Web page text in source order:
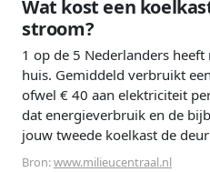
Wat kost een
stroom?
1 op de 5 Nederlanders
huis. Gemiddeld verbruikt
ofwel € 40 aan elektriciteit
dat energieverbruik en de
jouw tweede koelkast de
Bron:www.milieucentraal.nl